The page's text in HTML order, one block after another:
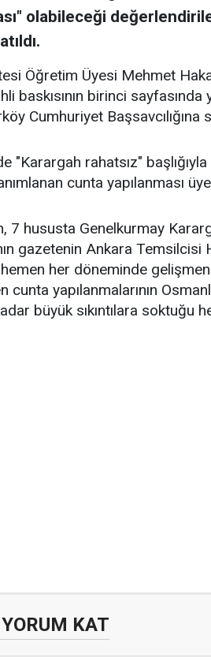
olabileceği
Öğretim Üyesi Mehmet
baskısının birinci
Cumhuriyet
"Karargah rahatsız"
cunta yapılanması
7 hususta Genelkurmay
gazetenin Ankara Temsilcisi
her döneminde
cunta yapılanmalarının
büyük sıkıntılara soktuğu
YORUM KAT